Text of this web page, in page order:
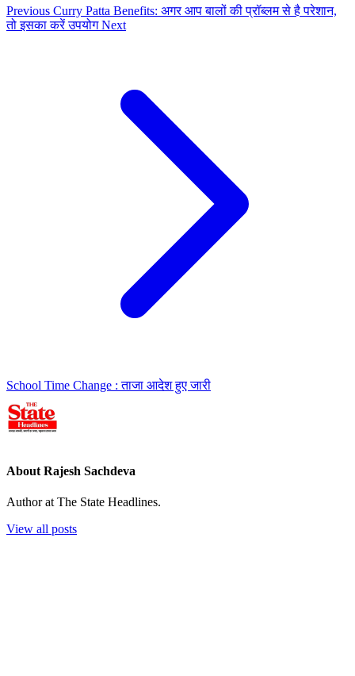
Previous Curry Patta Benefits: अगर आप बालों की प्रॉब्लम से है परेशान,
तो इसका करें उपयोगNext
School Time Change : ताजा आदेश हुए जारी
About Rajesh Sachdeva
Author at The State Headlines.
View all posts